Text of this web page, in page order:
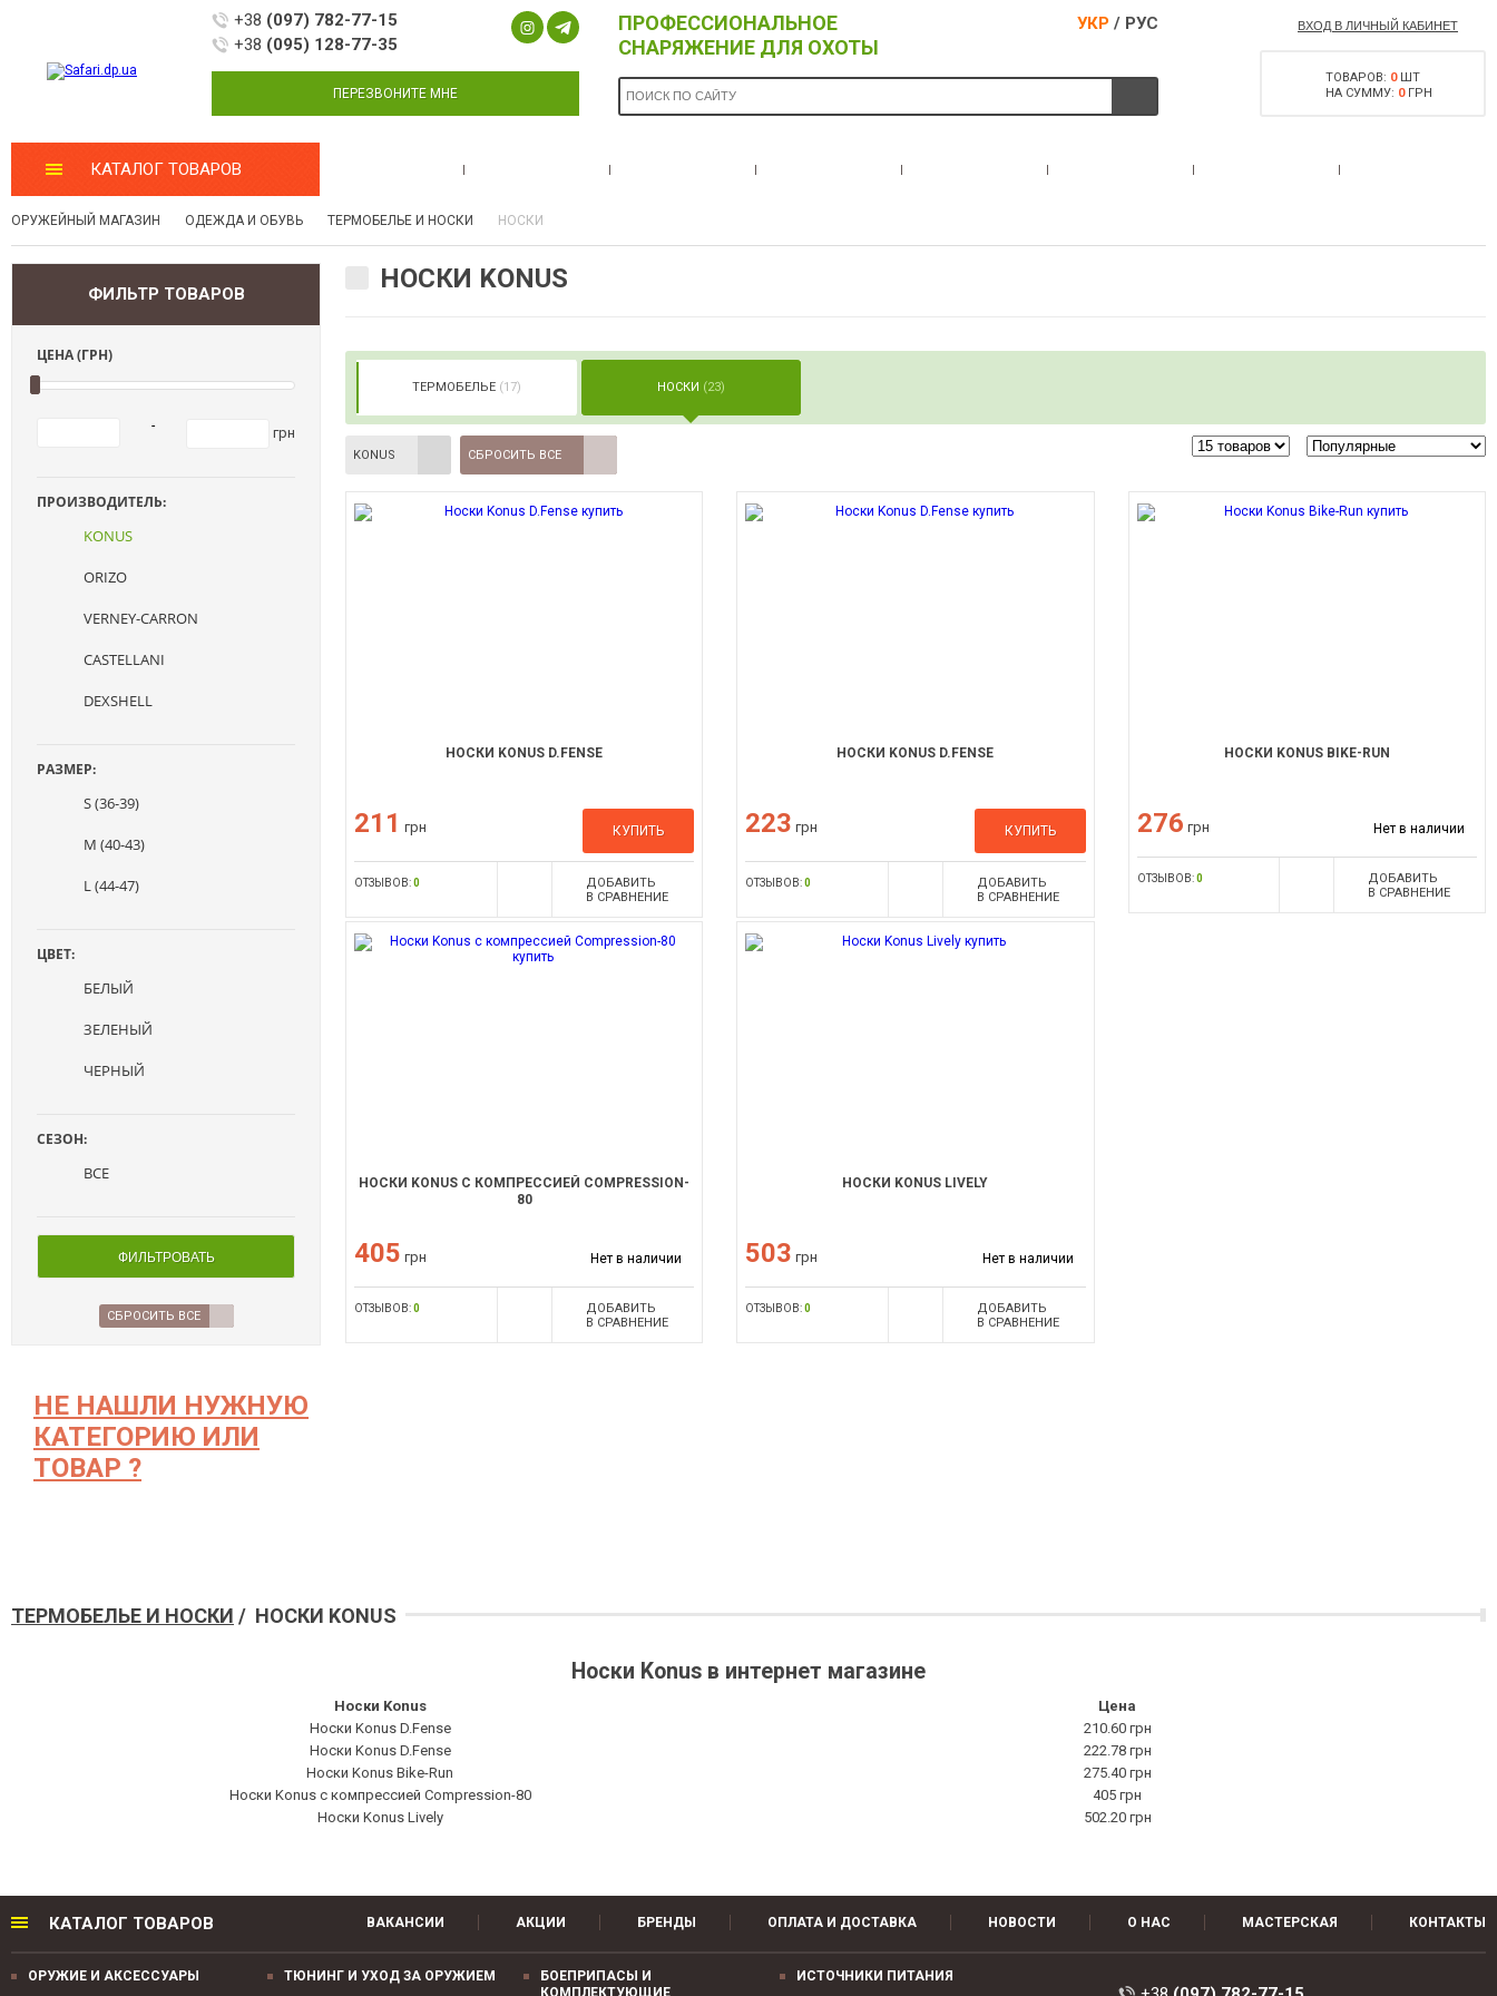
+38 (097) 782-77-15
+38 (095) 128-77-35
ПЕРЕЗВОНИТЕ МНЕ
ПРОФЕССИОНАЛЬНОЕ
СНАРЯЖЕНИЕ ДЛЯ ОХОТЫ
УКР / РУС ВХОД В ЛИЧНЫЙ КАБИНЕТ
ТОВАРОВ: 0ШТ
НА СУММУ: 0ГРН
КАТАЛОГ ТОВАРОВ
ОРУЖЕЙНЫЙ МАГАЗИН ОДЕЖДА И ОБУВЬ ТЕРМОБЕЛЬЕ И НОСКИ НОСКИ
ФИЛЬТР ТОВАРОВ
ЦЕНА (ГРН)
- грн
ПРОИЗВОДИТЕЛЬ:
KONUS
ORIZO
VERNEY-CARRON
CASTELLANI
DEXSHELL
РАЗМЕР:
S (36-39)
M (40-43)
L (44-47)
ЦВЕТ:
БЕЛЫЙ
ЗЕЛЕНЫЙ
ЧЕРНЫЙ
СЕЗОН:
ВСЕ
ФИЛЬТРОВАТЬ
СБРОСИТЬ ВСЕ
НЕ НАШЛИ НУЖНУЮ
КАТЕГОРИЮ ИЛИ
ТОВАР ?
НОСКИ KONUS
ТЕРМОБЕЛЬЕ (17) НОСКИ (23)
KONUS СБРОСИТЬ ВСЕ
НОСКИ KONUS D.FENSE
211 грн КУПИТЬ
ОТЗЫВОВ:0
ДОБАВИТЬ
В СРАВНЕНИЕ
НОСКИ KONUS D.FENSE
223 грн КУПИТЬ
ОТЗЫВОВ:0
ДОБАВИТЬ
В СРАВНЕНИЕ
НОСКИ KONUS BIKE-RUN
276 грн Нет в наличии
ОТЗЫВОВ:0
ДОБАВИТЬ
В СРАВНЕНИЕ
НОСКИ KONUS С КОМПРЕССИЕЙ COMPRESSION-
80
405 грн Нет в наличии
ОТЗЫВОВ:0
ДОБАВИТЬ
В СРАВНЕНИЕ
НОСКИ KONUS LIVELY
503 грн Нет в наличии
ОТЗЫВОВ:0
ДОБАВИТЬ
В СРАВНЕНИЕ
ТЕРМОБЕЛЬЕ И НОСКИ / НОСКИ KONUS
Носки Konus в интернет магазине
Носки Konus
Цена
Носки Konus D.Fense
210.60 грн
Носки Konus D.Fense
222.78 грн
Носки Konus Bike-Run
275.40 грн
Носки Konus с компрессией Compression-80
405 грн
Носки Konus Lively
502.20 грн
КАТАЛОГ ТОВАРОВ ВАКАНСИИ АКЦИИ БРЕНДЫ ОПЛАТА И ДОСТАВКА НОВОСТИ О НАС МАСТЕРСКАЯ КОНТАКТЫ
ОРУЖИЕ И АКСЕССУАРЫ ТЮНИНГ И УХОД ЗА ОРУЖИЕМ
БОЕПРИПАСЫ И
КОМПЛЕКТУЮЩИЕ
ИСТОЧНИКИ ПИТАНИЯ